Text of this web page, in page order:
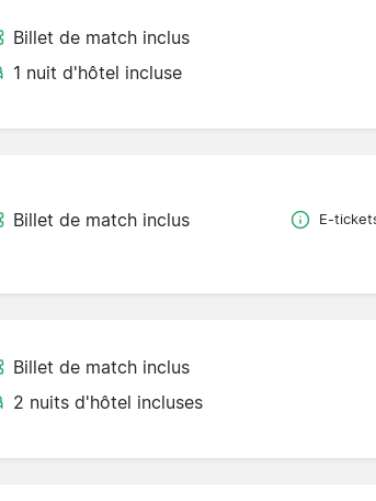
Billet de match inclus
1 nuit d'hôtel incluse
Billet de match inclus E-
Billet de match inclus
2 nuits d'hôtel incluses